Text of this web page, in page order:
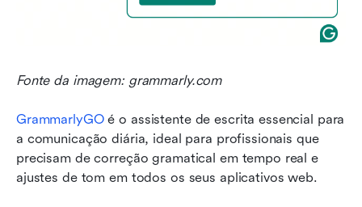
Fonte da imagem: grammarly.com
GrammarlyGO é o assistente de escrita essencial para
a comunicação diária, ideal para profissionais que
precisam de correção gramatical em tempo real e
ajustes de tom em todos os seus aplicativos web.